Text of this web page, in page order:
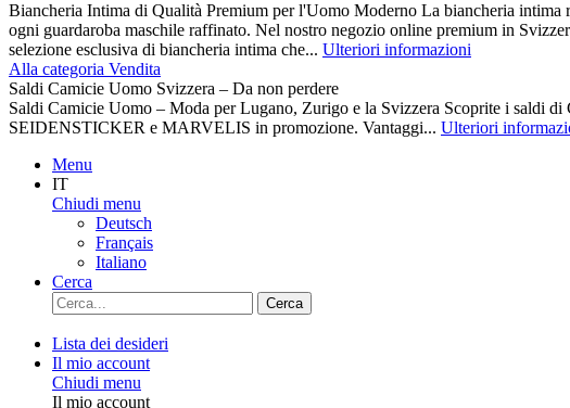
Biancheria Intima di Qualità Premium per l'Uomo Moderno La biancheria intima
ogni guardaroba maschile raffinato. Nel nostro negozio online premium in
selezione esclusiva di biancheria intima che... Ulteriori informazioni
Alla categoria Vendita
Saldi Camicie Uomo Svizzera – Da non perdere
Saldi Camicie Uomo – Moda per Lugano, Zurigo e la Svizzera Scoprite i saldi
SEIDENSTICKER e MARVELIS in promozione. Vantaggi... Ulteriori
Menu
IT
Chiudi menu
Deutsch
Français
Italiano
Cerca
Cerca
Lista dei desideri
Il mio account
Chiudi menu
Il mio account